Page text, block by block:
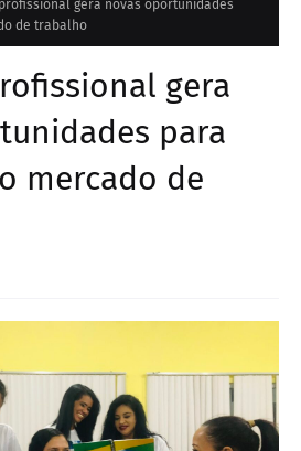
gera novas oportunidades
de trabalho
gera
para
mercado de